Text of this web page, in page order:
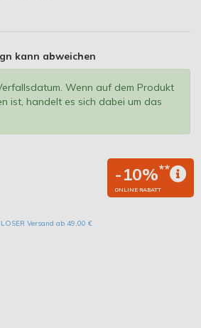
kann abweichen
Wenn auf dem Produkt
ist, handelt es sich dabei um das
-10%**
ONLINE RABATT
Versand ab 49,00 €